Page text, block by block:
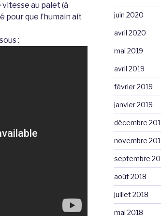
au palet (à
pour que l’humain ait
:
juin 2020
avril 2020
mai 2019
avril 2019
février 2019
janvier 2019
décembre
novembre
septembre
août 2018
juillet 2018
mai 2018